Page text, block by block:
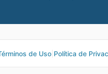
de Uso| Política de